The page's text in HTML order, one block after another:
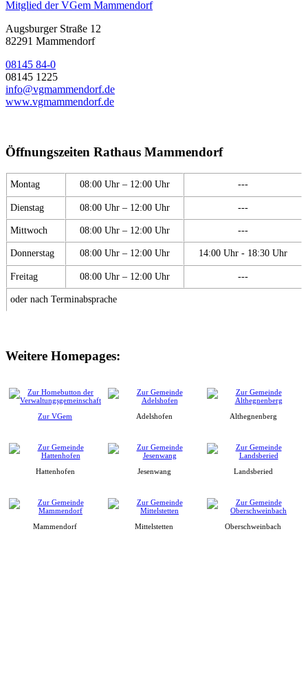
Mitglied der VGem Mammendorf
Augsburger Straße 12
82291 Mammendorf
08145 84-0
08145 1225
info@vgmammendorf.de
www.vgmammendorf.de
Öffnungszeiten Rathaus Mammendorf
Montag 08:00 Uhr – 12:00 Uhr ---
Dienstag 08:00 Uhr – 12:00 Uhr ---
Mittwoch 08:00 Uhr – 12:00 Uhr ---
Donnerstag 08:00 Uhr – 12:00 Uhr 14:00 Uhr - 18:30 Uhr
Freitag 08:00 Uhr – 12:00 Uhr ---
oder nach Terminabsprache
Weitere Homepages:
Zur VGem Adelshofen Althegnenberg
Hattenhofen Jesenwang Landsberied
Mammendorf Mittelstetten Oberschweinbach